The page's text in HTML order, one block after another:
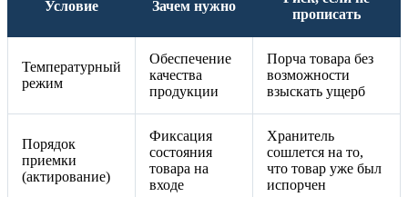
Условие Зачем нужно
прописать
Температурный
режим
Обеспечение
качества
продукции
Порча товара без
возможности
взыскать ущерб
Порядок
приемки
(актирование)
Фиксация
состояния
товара на
входе
Хранитель
сошлется на то,
что товар уже был
испорчен